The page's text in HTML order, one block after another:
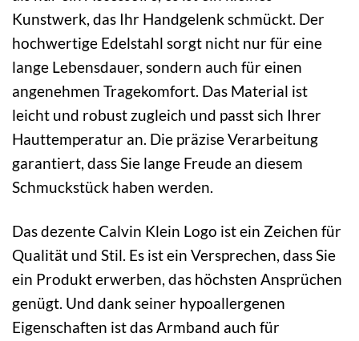
Kunstwerk, das Ihr Handgelenk schmückt. Der
hochwertige Edelstahl sorgt nicht nur für eine
lange Lebensdauer, sondern auch für einen
angenehmen Tragekomfort. Das Material ist
leicht und robust zugleich und passt sich Ihrer
Hauttemperatur an. Die präzise Verarbeitung
garantiert, dass Sie lange Freude an diesem
Schmuckstück haben werden.
Das dezente Calvin Klein Logo ist ein Zeichen für
Qualität und Stil. Es ist ein Versprechen, dass Sie
ein Produkt erwerben, das höchsten Ansprüchen
genügt. Und dank seiner hypoallergenen
Eigenschaften ist das Armband auch für